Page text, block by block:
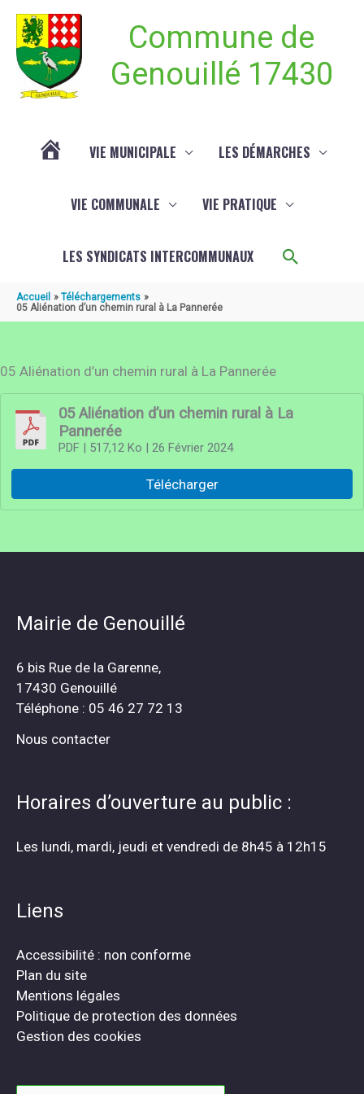
Commune de
Genouillé 17430
VIE MUNICIPALE LES DÉMARCHES
VIE COMMUNALE VIE PRATIQUE
LES SYNDICATS INTERCOMMUNAUX
Accueil
Téléchargements
05 Aliénation d’un chemin rural à La Pannerée
05 Aliénation d’un chemin rural à La Pannerée
05 Aliénation d’un chemin rural à La
Pannerée
PDF| 517,12 Ko | 26 Février 2024
Télécharger
Mairie de Genouillé
6 bis Rue de la Garenne,
17430 Genouillé
Téléphone : 05 46 27 72 13
Nous contacter
Horaires d’ouverture au public :
Les lundi, mardi, jeudi et vendredi de 8h45 à 12h15
Liens
Accessibilité : non conforme
Plan du site
Mentions légales
Politique de protection des données
Gestion des cookies